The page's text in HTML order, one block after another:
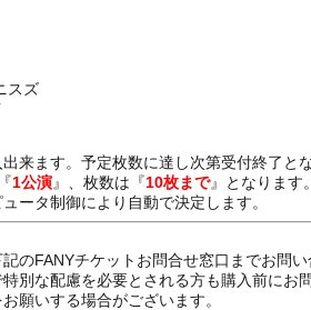
スズ
来ます。予定枚数に達し次第受付終了とな
1公演』、枚数は『10枚まで』となります
ータ制御により自動で決定します。
のFANYチケットお問合せ窓口までお問い
別な配慮を必要とされる方も購入前にお
願いする場合がございます。